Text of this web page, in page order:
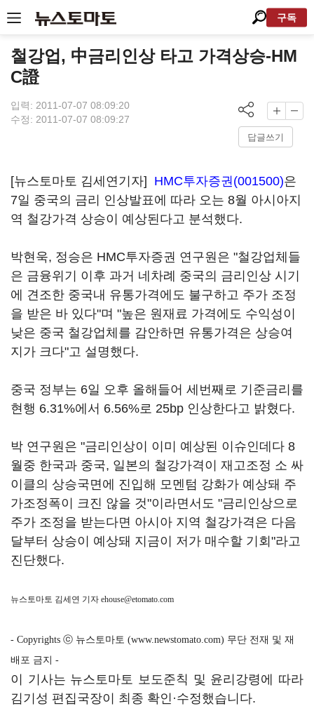
구독
철강업, 中금리인상 타고 가격상승-HM
C證
입력: 2011-07-07 08:09:20
수정: 2011-07-07 08:09:27
답글쓰기
[뉴스토마토 김세연기자] HMC투자증권(001500)은
7일 중국의 금리 인상발표에 따라 오는 8월 아시아지
역 철강가격 상승이 예상된다고 분석했다.
박현욱, 정승은 HMC투자증권 연구원은 "철강업체들
은 금융위기 이후 과거 네차례 중국의 금리인상 시기
에 견조한 중국내 유통가격에도 불구하고 주가 조정
을 받은 바 있다"며 "높은 원재료 가격에도 수익성이
낮은 중국 철강업체를 감안하면 유통가격은 상승여
지가 크다"고 설명했다.
중국 정부는 6일 오후 올해들어 세번째로 기준금리를
현행 6.31%에서 6.56%로 25bp 인상한다고 밝혔다.
박 연구원은 "금리인상이 이미 예상된 이슈인데다 8
월중 한국과 중국, 일본의 철강가격이 재고조정 소 싸
이클의 상승국면에 진입해 모멘텀 강화가 예상돼 주
가조정폭이 크진 않을 것"이라면서도 "금리인상으로
주가 조정을 받는다면 아시아 지역 철강가격은 다음
달부터 상승이 예상돼 지금이 저가 매수할 기회"라고
진단했다.
뉴스토마토 김세연 기자 ehouse@etomato.com
- Copyrights ⓒ 뉴스토마토 (www.newstomato.com) 무단 전재 및 재
배포 금지 -
이 기사는 뉴스토마토 보도준칙 및 윤리강령에 따라
김기성 편집국장이 최종 확인·수정했습니다.